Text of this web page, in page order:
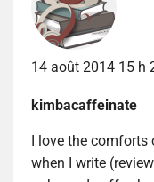
14 août 2014 15 h
kimbacaffeinate
I love the
when I write